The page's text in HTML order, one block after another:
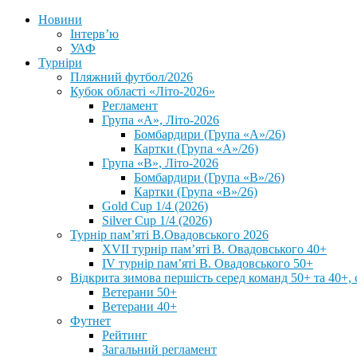
Новини
Інтерв’ю
УАФ
Турніри
Пляжний футбол/2026
Кубок області «Літо-2026»
Регламент
Група «А», Літо-2026
Бомбардири (Група «А»/26)
Картки (Група «А»/26)
Група «В», Літо-2026
Бомбардири (Група «В»/26)
Картки (Група «В»/26)
Gold Cup 1/4 (2026)
Silver Cup 1/4 (2026)
Турнір пам’яті В.Овадовського 2026
XVII турнір пам’яті В. Овадовського 40+
IV турнір пам’яті В. Овадовського 50+
Відкрита зимова першість серед команд 50+ та 40+,
Ветерани 50+
Ветерани 40+
Футнет
Рейтинг
Загальний регламент